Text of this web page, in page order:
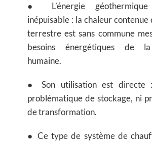
● L’énergie
inépuisable : la chaleur contenue
terrestre est sans commune
besoins énergétiques de
humaine.
● Son utilisation est directe
problématique de stockage, ni
de transformation.
● Ce type de système de